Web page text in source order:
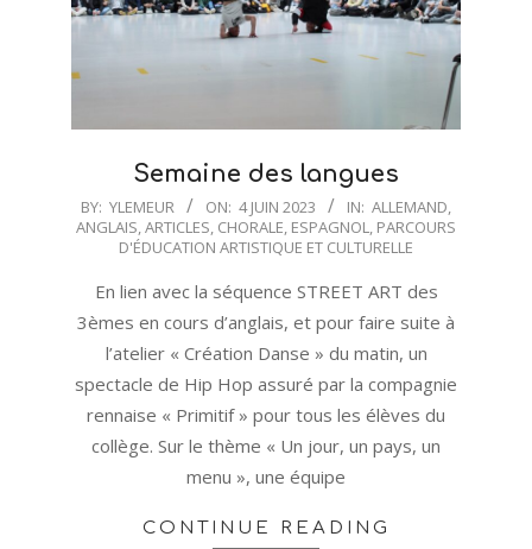
Semaine des langues
2023-
06-
BY: YLEMEUR ON: 4 JUIN 2023 IN: ALLEMAND,
ANGLAIS,ARTICLES, CHORALE, ESPAGNOL, PARCOURS
D'ÉDUCATION ARTISTIQUE ET CULTURELLE
En lien avec la séquence STREET ART des
3èmes en cours d’anglais, et pour faire suite à
l’atelier « Création Danse » du matin, un
spectacle de Hip Hop assuré par la compagnie
rennaise « Primitif » pour tous les élèves du
collège. Sur le thème « Un jour, un pays, un
menu », une équipe
CONTINUE READING